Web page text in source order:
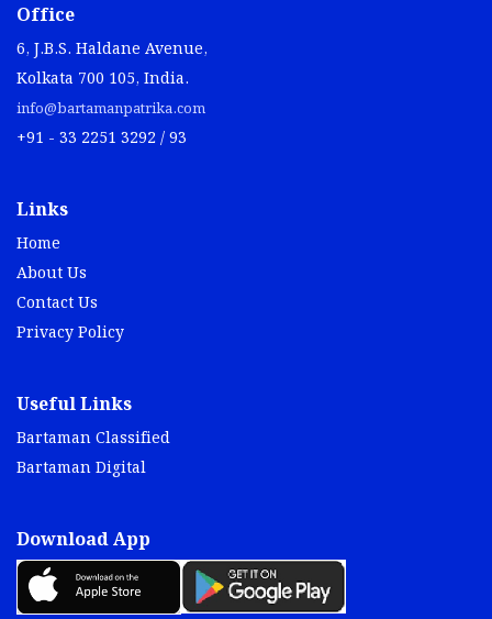
Office
6, J.B.S. Haldane Avenue,
Kolkata 700 105, India.
info@bartamanpatrika.com
+91 - 33 2251 3292 / 93
Links
Home
About Us
Contact Us
Privacy Policy
Useful Links
Bartaman Classified
Bartaman Digital
Download App